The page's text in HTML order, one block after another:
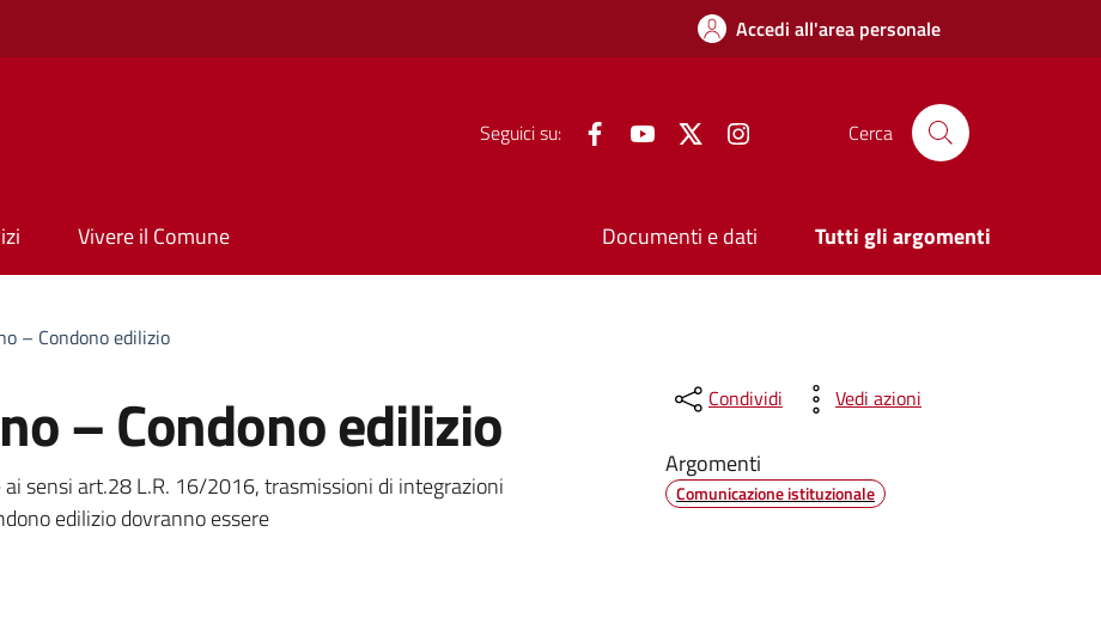
Accedi all'area personale
Seguici su: FacebookYouTube Twitter Cerca
Vivere il Comune Documenti e dati Tutti gli argomenti
– Condono edilizio
– Condono edilizio
sensi art.28 L.R. 16/2016, trasmissioni di integrazioni
edilizio dovranno essere
Condividi Vedi azioni
Argomenti
Comunicazione istituzionale